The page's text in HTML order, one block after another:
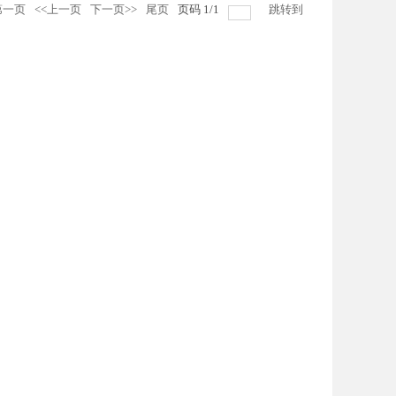
一页 <<上一页 下一页>> 尾页 页码 1/1 跳转到